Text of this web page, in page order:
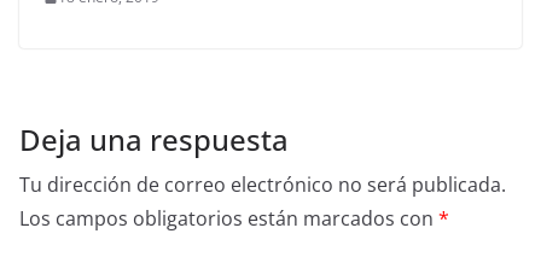
Deja una respuesta
Tu dirección de correo electrónico no será publicada.
Los campos obligatorios están marcados con *